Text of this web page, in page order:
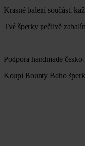
Krásné balení součástí
Tvé šperky pečlivě
Podpora handmade
Koupí Bounty Boho